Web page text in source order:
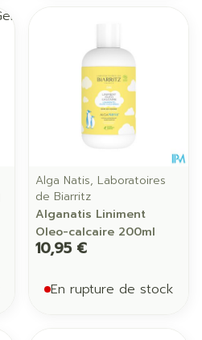
Alga Natis, Laboratoires
de Biarritz
Alganatis Liniment
Oleo-calcaire 200ml
10,95 €
En rupture de stock